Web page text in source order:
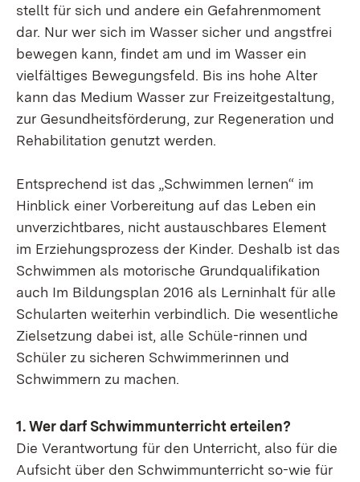
stellt für sich und andere ein Gefahrenmoment
dar. Nur wer sich im Wasser sicher und angstfrei
bewegen kann, findet am und im Wasser ein
vielfältiges Bewegungsfeld. Bis ins hohe Alter
kann das Medium Wasser zur Freizeitgestaltung,
zur Gesundheitsförderung, zur Regeneration und
Rehabilitation genutzt werden.
Entsprechend ist das „Schwimmen lernen“ im
Hinblick einer Vorbereitung auf das Leben ein
unverzichtbares, nicht austauschbares Element
im Erziehungsprozess der Kinder. Deshalb ist das
Schwimmen als motorische Grundqualifikation
auch Im Bildungsplan 2016 als Lerninhalt für alle
Schularten weiterhin verbindlich. Die wesentliche
Zielsetzung dabei ist, alle Schüle-rinnen und
Schüler zu sicheren Schwimmerinnen und
Schwimmern zu machen.
1. Wer darf Schwimmunterricht erteilen?
Die Verantwortung für den Unterricht, also für die
Aufsicht über den Schwimmunterricht so-wie für